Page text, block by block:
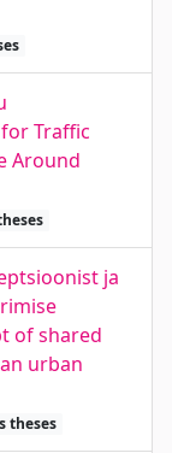
Traffic
Around
ja
of shared
urban
theses